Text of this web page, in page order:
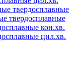
твердосплавные
твердосплавные
кон.хв.
цил.хв.